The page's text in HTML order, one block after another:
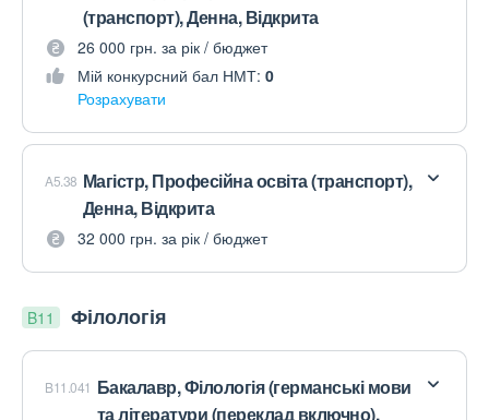
(транспорт), Денна, Відкрита
26 000 грн. за рік / бюджет
Мій конкурсний бал НМТ: 0
Розрахувати
A5.38 Магістр, Професійна освіта (транспорт),
Денна, Відкрита
32 000 грн. за рік / бюджет
B11 Філологія
B11.041 Бакалавр, Філологія (германські мови
та літератури (переклад включно),